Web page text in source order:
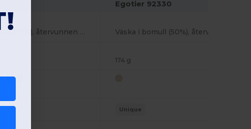
Väska i bomull (50%), återvunnen bomull (30%) och polyester (20% rPET) (280 g/ m²)
Egotier 92330
174 g
Unique